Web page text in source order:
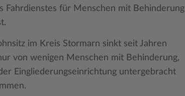
Fahrdienstes für Menschen mit Behinderung
im Kreis Stormarn sinkt seit Jahren
von wenigen Menschen mit Behinderung,
Eingliederungseinrichtung untergebracht